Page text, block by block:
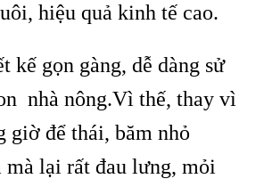
hiệu quả kinh tế cao.
kế gọn gàng, dễ dàng sử
nhà nông.Vì thế, thay vì
giờ để thái, băm nhỏ
mà lại rất đau lưng, mỏi